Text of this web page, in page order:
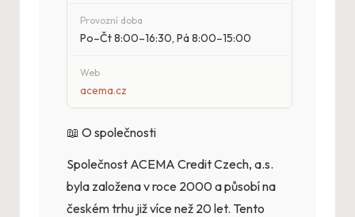
Provozní doba
Po–Čt 8:00–16:30, Pá 8:00–15:00
Web
acema.cz
📖 O společnosti
Společnost ACEMA Credit Czech, a.s.
byla založena v roce 2000 a působí na
českém trhu již více než 20 let. Tento